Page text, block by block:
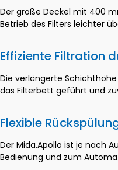
Der große Deckel mit 400
Betrieb des Filters leichter
Effiziente Filtration
Die verlängerte
das Filterbett geführt und
Flexible
Der Mida.Apollo ist je nach
Bedienung und zum